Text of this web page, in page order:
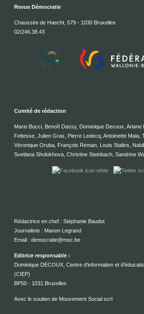
Revue Démocratie
Chaussée de Haecht, 579 - 1030 Bruxelles
02/246.38.43
Comité de rédaction
Mario Bucci, Benoît Dassy, Dominique Decoux, Ariane
Feltesse, Julien Gras, Pierre Ledecq, Antoinette Maia,
Véronique Oruba, François Reman, Louis Stalins,
Svetlana Sholokhova, Christine Steinbach, Sandrine
Rédactrice en chef : Stéphanie Baudot
Journaliste : Manon Legrand
Email : democratie@moc.be
Editrice responsable :
Dominique DECOUX, Centre d'information et
(CIEP)
BP50 - 1031 Bruxelles
Avec le soutien de Mouvement Social scrl